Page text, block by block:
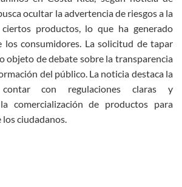
ocultar la advertencia de riesgos a la
productos, lo que ha generado
los consumidores. La solicitud de tapar
objeto de debate sobre la transparencia
del público. La noticia destaca la
con regulaciones claras y
comercialización de productos para
ciudadanos.